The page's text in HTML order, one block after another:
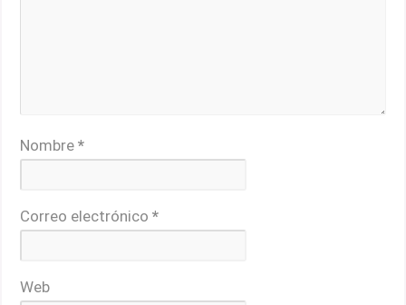
Nombre*
Correo electrónico*
Web